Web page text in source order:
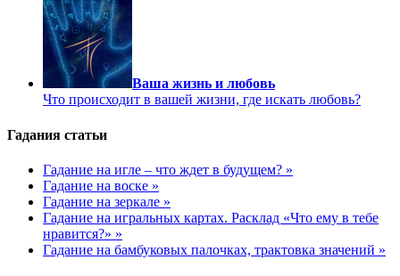
Ваша жизнь и любовь
Что происходит в вашей жизни, где искать любовь?
Гадания статьи
Гадание на игле – что ждет в будущем? »
Гадание на воске »
Гадание на зеркале »
Гадание на игральных картах. Расклад «Что ему в тебе
нравится?» »
Гадание на бамбуковых палочках, трактовка значений »